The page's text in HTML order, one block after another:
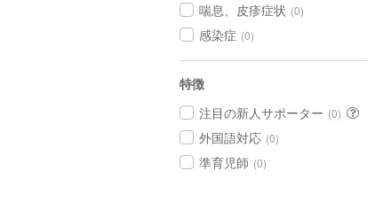
喘息、皮疹症状 (0)
感染症 (0)
特徴
注目の新人サポーター (0)
外国語対応 (0)
準育児師 (0)